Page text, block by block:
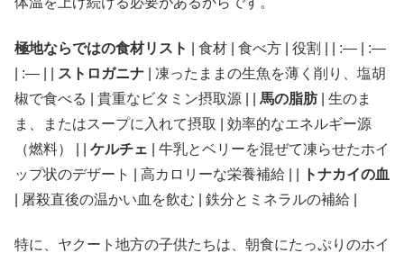
極地ならではの食材リスト
| 食材 | 食べ方 | 役割 | | :— | :—
| :— | |
ストロガニナ | 凍ったままの生魚を薄く削り、塩胡
椒で食べる | 貴重なビタミン摂取源 | | 馬の脂肪| 生のま
ま、またはスープに入れて摂取 | 効率的なエネルギー源
（燃料） | | ケルチェ | 牛乳とベリーを混ぜて凍らせたホイ
ップ状のデザート | 高カロリーな栄養補給 | |
トナカイの血
| 屠殺直後の温かい血を飲む | 鉄分とミネラルの補給 |
特に、ヤクート地方の子供たちは、朝食にたっぷりのホイ